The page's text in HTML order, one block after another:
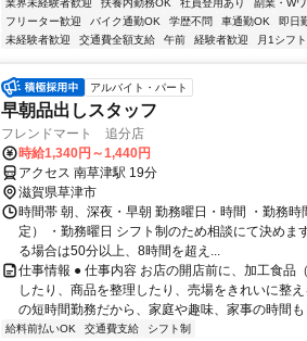
業界未経験者歓迎 扶養内勤務OK 社員登用あり 副業・W
フリーター歓迎
バイク通勤OK 学歴不問 車通勤OK 即日
未経験者歓迎
交通費全額支給 午前 経験者歓迎 月1シフ
アルバイト・パート
早朝品出しスタッフ
フレンドマート 追分店
時給1,340円～1,440円
アクセス 南草津駅 19分
滋賀県草津市
時間帯 朝、深夜・早朝 勤務曜日・時間 ・勤務
定） ・勤務曜日 シフト制のため相談にて決めま
る場合は50分以上、8時間を超え...
仕事情報 ● 仕事内容 お店の開店前に、加工食品
したり、商品を整理したり、売場をきれいに整
の短時間勤務だから、家庭や趣味、家事の時間も
給料前払いOK 交通費支給 シフト制